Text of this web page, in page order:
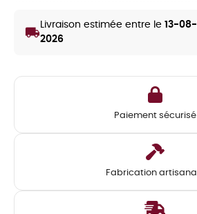
local_shipping Livraison estimée entre le 13-
2026
Paiement sécurisé
Fabrication